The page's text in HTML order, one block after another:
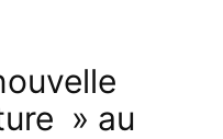
» au